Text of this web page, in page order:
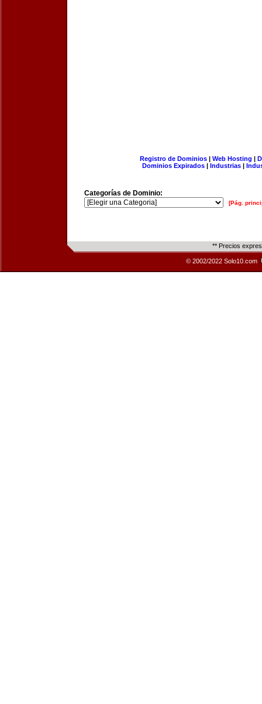
Registro de Dominios| Web Hosting |
Dominios Expirados | Industrias |
Categorías de Dominio:
[Pág.
** Precios
© 2002/2022 Solo10.com